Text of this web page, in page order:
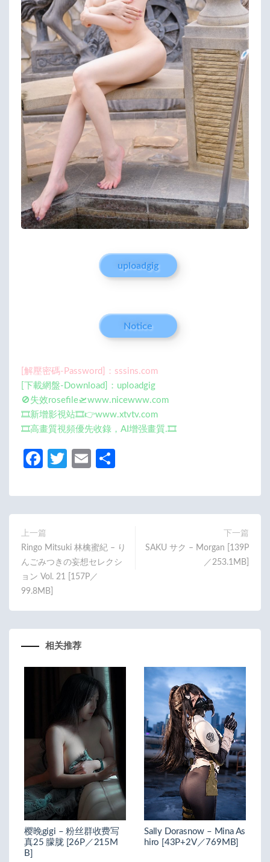
uploadgig
Notice
[解壓密碼-Password]：sssins.com
[下載網盤-Download]：uploadgig
🚫失效rosefile🛫www.nicewww.com
🎞️新增影視站🎞️👉www.xtvtv.com
🎞️高畫質視頻優先收錄，AI增强畫質.🎞️
Fa
b
o
o
k
T
itt
er
E
ail
上一篇
Ringo Mitsuki 林檎蜜紀 – り
んごみつきの妄想セレクシ
ョン Vol. 21 [157P／
99.8MB]
下一篇
SAKU サク – Morgan [139P
／253.1MB]
相关推荐
樱晚gigi – 粉丝群收费写
真25 朦胧 [26P／215M
B]
Sally Dorasnow – Mina As
hiro [43P+2V／769MB]